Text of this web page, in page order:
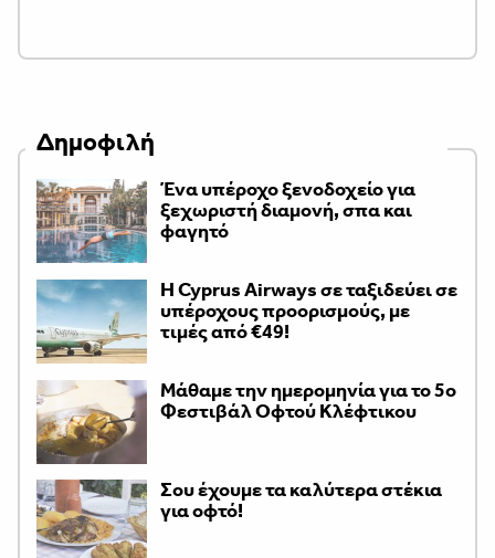
Δημοφιλή
Ένα υπέροχο ξενοδοχείο για
ξεχωριστή διαμονή, σπα και
φαγητό
H Cyprus Airways σε ταξιδεύει σε
υπέροχους προορισμούς, με
τιμές από €49!
Μάθαμε την ημερομηνία για το 5ο
Φεστιβάλ Οφτού Κλέφτικου
Σου έχουμε τα καλύτερα στέκια
για οφτό!